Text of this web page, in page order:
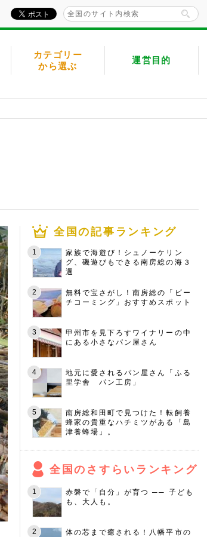
カテゴリー
から選ぶ
運営目的
全国の記事ランキング
家族で海遊び！シュノーケリン
グ、磯遊びもできる南房総の海３
選
無料で宝さがし！南房総の「ビー
チコーミング」おすすめスポット
甲州市を見下ろすワイナリーの中
にある小さなパン屋さん
地元に愛されるパン屋さん「ふる
里学舎 パン工房」
南房総和田町で見つけた！転飼養
蜂家の貴重なハチミツがある「島
津養蜂場」。
全国のさすらいランキング
赤磐で「自分」が育つ ── 子ども
も、大人も。
体の芯まで癒される！八幡平市の